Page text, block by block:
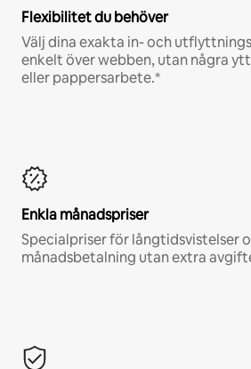
Flexibilitet du behöver
Välj dina exakta in- och
enkelt över webben, utan några
eller pappersarbete.*
Enkla månadspriser
Specialpriser för långtidsvistelser
månadsbetalning utan extra